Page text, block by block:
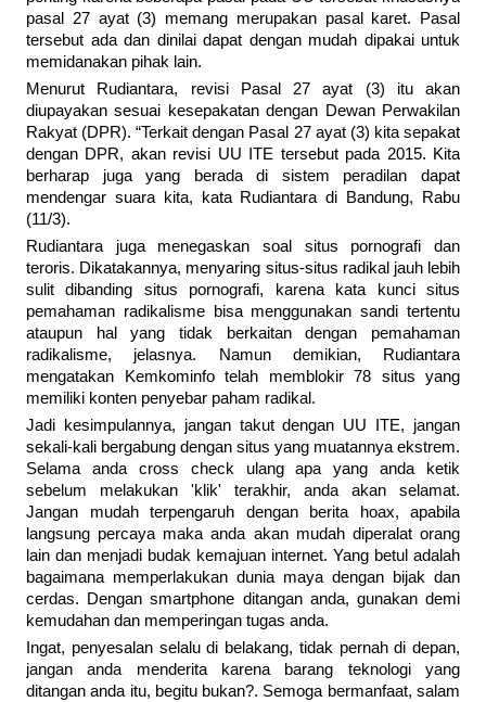
pasal 27 ayat (3) memang merupakan pasal karet. Pasal
tersebut ada dan dinilai dapat dengan mudah dipakai untuk
memidanakan pihak lain.
Menurut Rudiantara, revisi Pasal 27 ayat (3) itu akan
diupayakan sesuai kesepakatan dengan Dewan Perwakilan
Rakyat (DPR). “Terkait dengan Pasal 27 ayat (3) kita sepakat
dengan DPR, akan revisi UU ITE tersebut pada 2015. Kita
berharap juga yang berada di sistem peradilan dapat
mendengar suara kita, kata Rudiantara di Bandung, Rabu
(11/3).
Rudiantara juga menegaskan soal situs pornografi dan
teroris. Dikatakannya, menyaring situs-situs radikal jauh lebih
sulit dibanding situs pornografi, karena kata kunci situs
pemahaman radikalisme bisa menggunakan sandi tertentu
ataupun hal yang tidak berkaitan dengan pemahaman
radikalisme, jelasnya. Namun demikian, Rudiantara
mengatakan Kemkominfo telah memblokir 78 situs yang
memiliki konten penyebar paham radikal.
Jadi kesimpulannya, jangan takut dengan UU ITE, jangan
sekali-kali bergabung dengan situs yang muatannya ekstrem.
Selama anda cross check ulang apa yang anda ketik
sebelum melakukan 'klik' terakhir, anda akan selamat.
Jangan mudah terpengaruh dengan berita hoax, apabila
langsung percaya maka anda akan mudah diperalat orang
lain dan menjadi budak kemajuan internet. Yang betul adalah
bagaimana memperlakukan dunia maya dengan bijak dan
cerdas. Dengan smartphone ditangan anda, gunakan demi
kemudahan dan memperingan tugas anda.
Ingat, penyesalan selalu di belakang, tidak pernah di depan,
jangan anda menderita karena barang teknologi yang
ditangan anda itu, begitu bukan?. Semoga bermanfaat, salam